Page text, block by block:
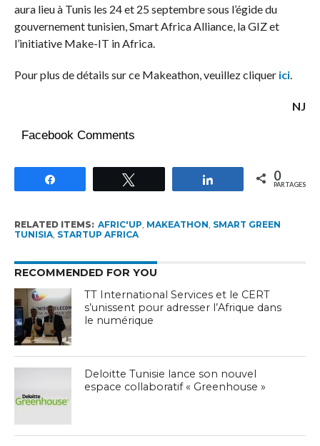
aura lieu à Tunis les 24 et 25 septembre sous l’égide du
gouvernement tunisien, Smart Africa Alliance, la GIZ et
l’initiative Make-IT in Africa.
Pour plus de détails sur ce Makeathon, veuillez cliquer ici.
NJ
Facebook Comments
Partagez 0
PARTAGES
RELATED ITEMS: AFRIC'UP, MAKEATHON, SMART GREEN
TUNISIA, STARTUP AFRICA
RECOMMENDED FOR YOU
TT International Services et le CERT
s’unissent pour adresser l’Afrique dans
le numérique
Deloitte Tunisie lance son nouvel
espace collaboratif « Greenhouse »